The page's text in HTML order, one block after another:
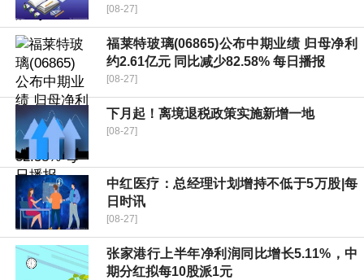
[08-27]
福莱特玻璃(06865)公布中期业绩 归母净利
约2.61亿元 同比减少82.58% 每日播报
[08-27]
下月起！离境退税政策实施新增一地
[08-27]
中红医疗：总经理计划增持不低于5万股|每
日时讯
[08-27]
张家港行上半年净利润同比增长5.11%，中
期分红拟每10股派1元